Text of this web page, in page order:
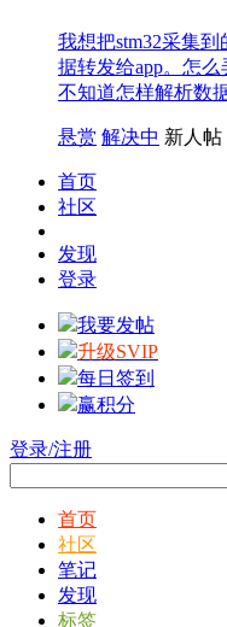
我想把stm32采集
据转发给app。怎
不知道怎样解析数
悬赏 解决中 新人帖
首页
社区
发现
登录
我要发帖
升级SVIP
每日签到
赢积分
登录/注册
首页
社区
笔记
发现
标签